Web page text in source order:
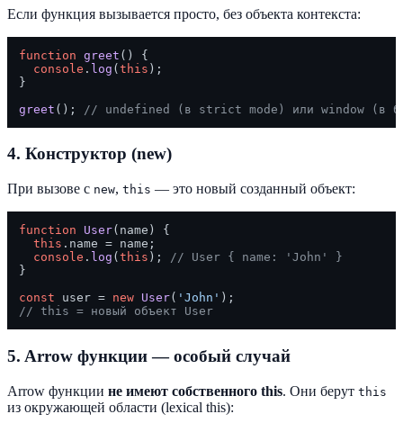
Если функция вызывается просто, без объекта контекста:
function greet ( ) {
console . log (this );
}
greet (); // undefined (в strict mode) или window (в
4. Конструктор (new)
При вызове с new, this — это новый созданный объект:
function User( name ) {
this . name = name;
console . log ( this ); // User { name: 'John' }
}
const user = new User( 'John'
// this = новый объект User
5. Arrow функции — особый случай
Arrow функции не имеют собственного this. Они берут this
из окружающей области (lexical this):